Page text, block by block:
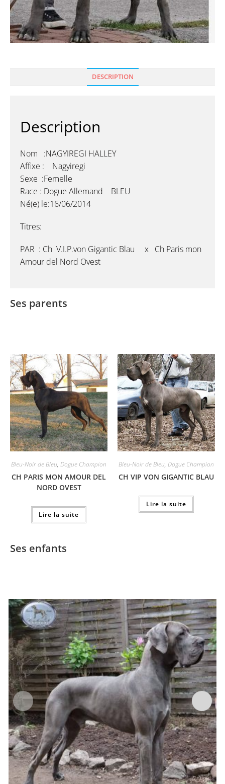
DESCRIPTION
Description
Nom :NAGYIREGI HALLEY
Affixe : Nagyiregi
Sexe :Femelle
Race : Dogue Allemand BLEU
Né(e) le:16/06/2014
Titres:
PAR : Ch V.I.P.von Gigantic Blau x Ch Paris mon
Amour del Nord Ovest
Ses parents
Bleu-Noir de Bleu, Dogue Champion
CH PARIS MON AMOUR DEL
NORD OVEST
Lire la suite
Bleu-Noir de Bleu, Dogue Champion
CH VIP VON GIGANTIC BLAU
Lire la suite
Ses enfants